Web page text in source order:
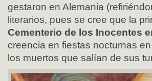
gestaron en Alemania
literarios, pues se cree que la
Cementerio de los Inocentes
creencia en fiestas nocturnas
los muertos que salían de sus